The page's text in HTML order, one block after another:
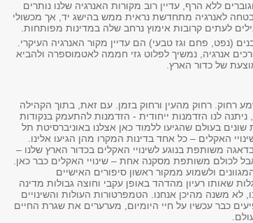
ללא הרף, עדיין רוב מקורות האנרגיה שלנו נותרים
לאנרגיה מתחדשת נראית ממש בהישג יד, אך מכשולי
לעתים קרובות אימוץ נרחב שלה במדינות מפותחות.
(נפט, פחם וגז טבעי) הם עדיין מקור האנרגיה העיקרי.
אנרגיה, נמשיך לפלוט גזי חממה לאטמוספרה ולהביא
של כדור הארץ.
רחוק. רחוק מהעין ורחוק בזמן. עם זאת, בתוך הקהילה
לנו הזדמנות ייחודית - הזדמנות להתעמק בנקודות
בעולם שהגיעו ללמוד כאן אצלנו באוניברסיטת תל
האקלים – כל אחד בדינות המקרו מהן הגיעו אלינו.
משותפת בנוגע לשינויי האקלים בכדור הארץ שלנו –
לכולם משותפת מסקנה אחת – שינויי האקלים כבר כאן.
ולשמוע ממקור ראשון סיפורים האישיים
שאותו רעיון מהדהד באופן עקבי וחוצה גבולות מדינה
לא משנה מהיכן אנחנו. הטמפרטורות העולות והשינויים
כבר עכשיו על חיי היומיום, מערערים את שגרת החיים